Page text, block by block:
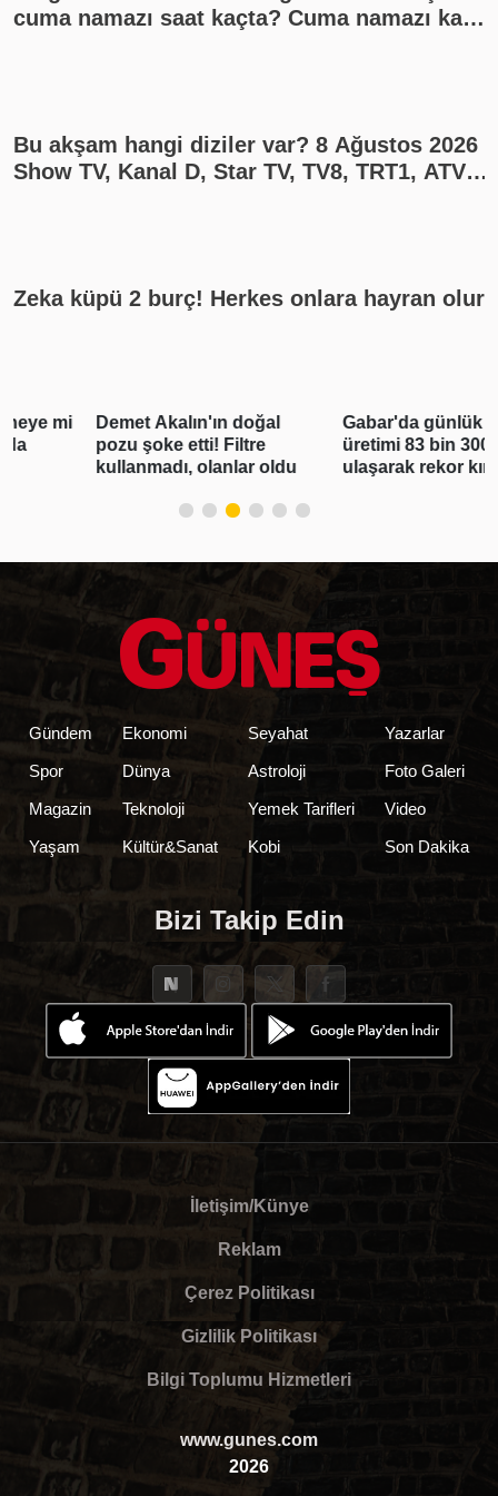
cuma namazı saat kaçta? Cuma namazı kaç
Bu akşam hangi diziler var? 8 Ağustos 2026
Show TV, Kanal D, Star TV, TV8, TRT1, ATV
Zeka küpü 2 burç! Herkes onlara hayran olur
Demet Akalın'ın doğal
pozu şoke etti! Filtre
kullanmadı, olanlar oldu
Gabar'da günlük petrol
üretimi 83 bin 300 varile
ulaşarak rekor kırdı
Gündem
Spor
Magazin
Yaşam
Ekonomi
Dünya
Teknoloji
Kültür&Sanat
Seyahat
Astroloji
Yemek Tarifleri
Kobi
Yazarlar
Foto Galeri
Video
Son Dakika
Bizi Takip Edin
İletişim/Künye
Reklam
Çerez Politikası
Gizlilik Politikası
Bilgi Toplumu Hizmetleri
www.gunes.com
2026